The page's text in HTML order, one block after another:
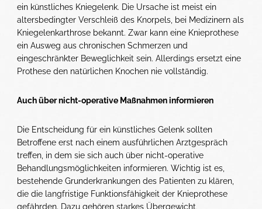
ein künstliches Kniegelenk. Die Ursache ist meist ein
altersbedingter Verschleiß des Knorpels, bei Medizinern als
Kniegelenkarthrose bekannt. Zwar kann eine Knieprothese
ein Ausweg aus chronischen Schmerzen und
eingeschränkter Beweglichkeit sein. Allerdings ersetzt eine
Prothese den natürlichen Knochen nie vollständig.
Auch über nicht-operative Maßnahmen informieren
Die Entscheidung für ein künstliches Gelenk sollten
Betroffene erst nach einem ausführlichen Arztgespräch
treffen, in dem sie sich auch über nicht-operative
Behandlungsmöglichkeiten informieren. Wichtig ist es,
bestehende Grunderkrankungen des Patienten zu klären,
die die langfristige Funktionsfähigkeit der Knieprothese
gefährden. Dazu gehören starkes Übergewicht,